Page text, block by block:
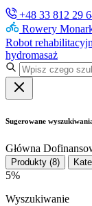
+48 33 812 29
Rowery
Robot
hydromasaż
Sugerowane
Główna
Produkty (8)
5%
Wyszukiwanie